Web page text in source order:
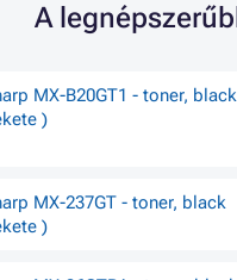
A
MX-B20GT1 - toner, black
)
MX-237GT - toner, black
)